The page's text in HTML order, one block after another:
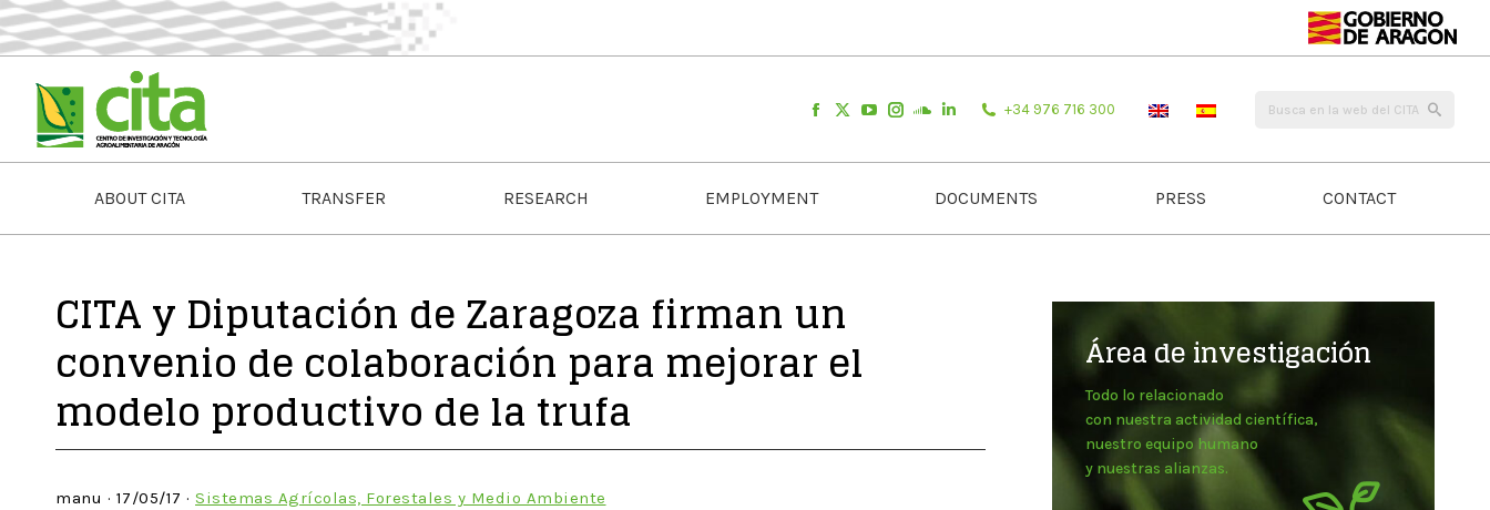
+34 976 716 300
ABOUT CITA TRANSFER RESEARCH EMPLOYMENT DOCUMENTS PRESS CONTACT
CITA y Diputación de Zaragoza firman un
convenio de colaboración para mejorar el
modelo productivo de la trufa
manu · 17/05/17 · Sistemas Agrícolas, Forestales y Medio Ambiente
Área de investigación
Todo lo relacionado
con nuestra actividad científica,
nuestro equipo humano
y nuestras alianzas.